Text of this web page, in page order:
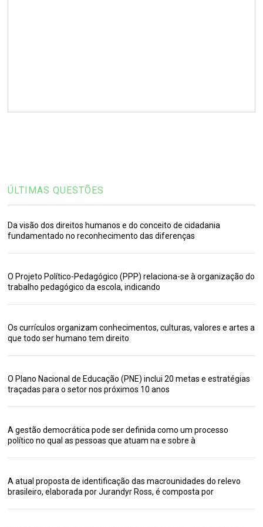
ÚLTIMAS QUESTÕES
Da visão dos direitos humanos e do conceito de cidadania
fundamentado no reconhecimento das diferenças
O Projeto Político-Pedagógico (PPP) relaciona-se à organização do
trabalho pedagógico da escola, indicando
Os currículos organizam conhecimentos, culturas, valores e artes a
que todo ser humano tem direito
O Plano Nacional de Educação (PNE) inclui 20 metas e estratégias
traçadas para o setor nos próximos 10 anos
A gestão democrática pode ser definida como um processo
político no qual as pessoas que atuam na e sobre à
A atual proposta de identificação das macrounidades do relevo
brasileiro, elaborada por Jurandyr Ross, é composta por